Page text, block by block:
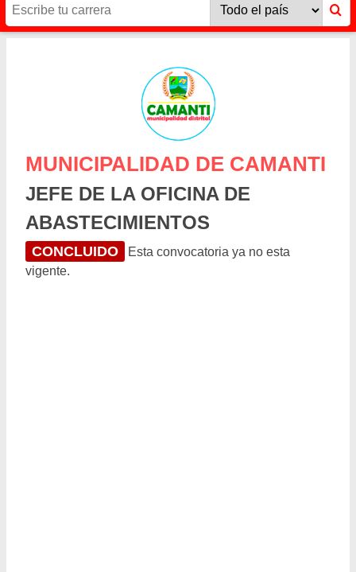
MUNICIPALIDAD DE CAMANTI
JEFE DE LA OFICINA DE
ABASTECIMIENTOS
CONCLUIDO
Esta convocatoria ya no esta
vigente.